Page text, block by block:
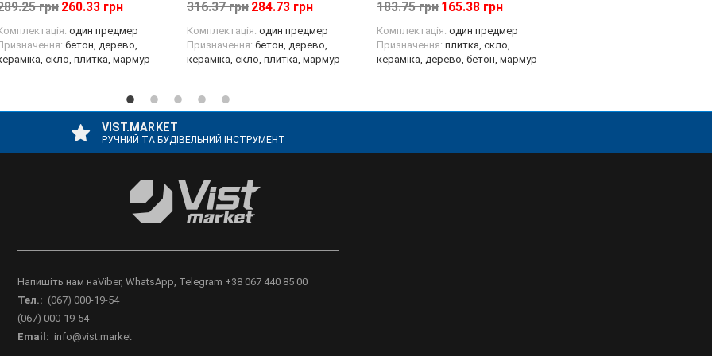
грн 260.33 грн
один предмер
бетон, дерево,
скло, плитка, мармур
316.37 грн 284.73 грн
Комплектація: один предмер
Призначення: бетон, дерево,
кераміка, скло, плитка, мармур
183.75 грн 165.38 грн
Комплектація: один предмер
Призначення: плитка, скло,
кераміка, дерево, бетон, мармур
VIST.MARKET
РУЧНИЙ ТА БУДІВЕЛЬНИЙ ІНСТРУМЕНТ
Напишіть нам наViber, WhatsApp, Telegram +38 067 440 85 00
Тел.: (067) 000-19-54
(067) 000-19-54
Email: info@vist.market